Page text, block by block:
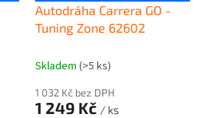
Autodráha Carrera GO -
Tuning Zone 62602
Skladem (>5 ks)
1 032 Kč bez DPH
1 249 Kč / ks